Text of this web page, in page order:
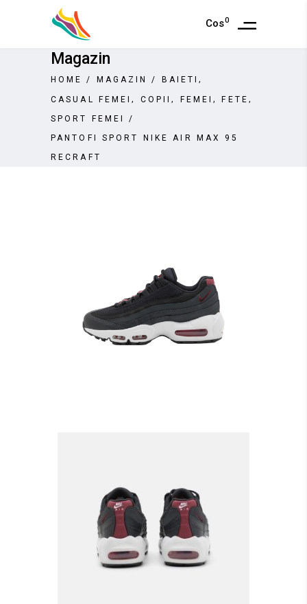
Cos0
Magazin
HOME / MAGAZIN / BAIETI,
CASUAL FEMEI, COPII, FEMEI,FETE ,
SPORT FEMEI
/
PANTOFI SPORT NIKE AIR MAX 95
RECRAFT